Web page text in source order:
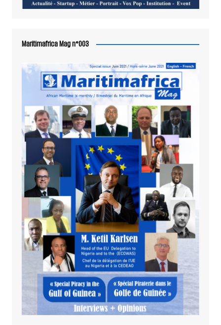
Maritimafrica Mag n°003